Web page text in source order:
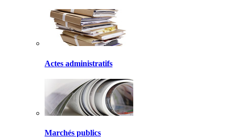
Actes administratifs
Marchés publics